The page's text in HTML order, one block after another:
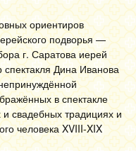
ориентиров
подворья —
г. Саратова иерей
Дина Иванова
в спектакле
свадебных традициях и
человека XVIII-XIX